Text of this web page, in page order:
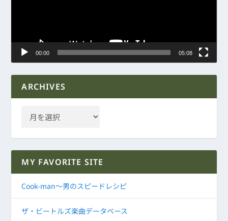
00:00 05:08
ARCHIVES
MY FAVORITE SITE
Cook-man～男のスピードレシピ
ザ・ビートルズ楽曲データベース